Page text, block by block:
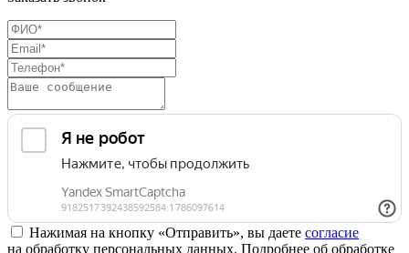
Нажимая на кнопку «Отправить», вы даете согласие
на обработку персональных данных. Подробнее об обработке